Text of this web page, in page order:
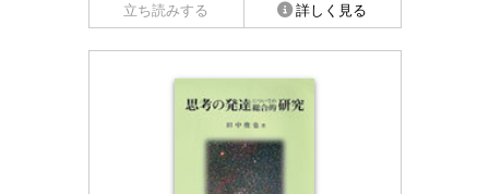
立ち読みする 詳しく見る